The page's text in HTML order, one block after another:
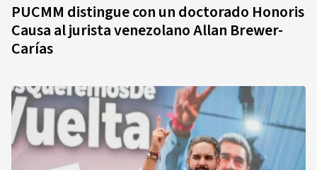
PUCMM distingue con un doctorado Honoris
Causa al jurista venezolano Allan Brewer-
Carías